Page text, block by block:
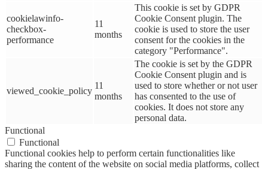
cookielawinfo-
checkbox-
performance
11
months
This cookie is set by GDPR
Cookie Consent plugin. The
cookie is used to store the user
consent for the cookies in the
category "Performance".
viewed_cookie_policy
11
months
The cookie is set by the GDPR
Cookie Consent plugin and is
used to store whether or not user
has consented to the use of
cookies. It does not store any
personal data.
Functional
Functional
Functional cookies help to perform certain functionalities like
sharing the content of the website on social media platforms, collect